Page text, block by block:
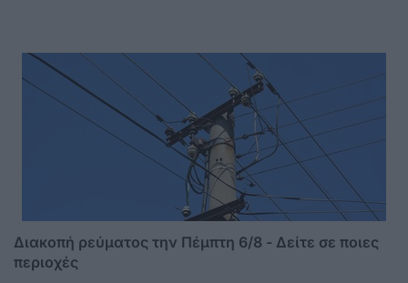
Διακοπή ρεύματος την Πέμπτη 6/8 - Δείτε σε ποιες
περιοχές